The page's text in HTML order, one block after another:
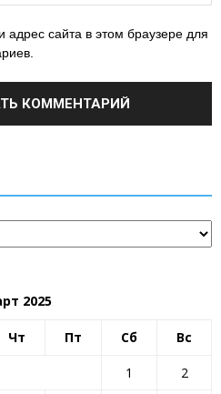
сайта в этом браузере для
2025
Чт Пт Сб Вс
1
2